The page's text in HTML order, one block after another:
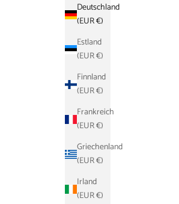
Deutschland
(EUR €)
Estland
(EUR €)
Finnland
(EUR €)
Frankreich
(EUR €)
Griechenland
(EUR €)
Irland
(EUR €)